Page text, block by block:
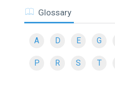
Glossary
A D E G
P R S T